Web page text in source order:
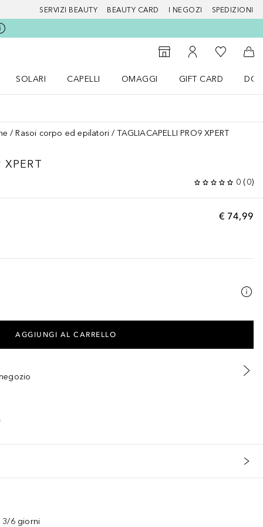
SERVIZI BEAUTY BEAUTY CARD I NEGOZI SPEDIZIONI
StorefinderAl Mio Account
Alla Mia
Al
SOLARI
CAPELLI
OMAGGI
GIFT CARD
Rasoi corpo ed epilatori TAGLIACAPELLI PRO9 XPERT
XPERT
0 (0)
€ 74,99
AGGIUNGI AL CARRELLO
3/6 giorni